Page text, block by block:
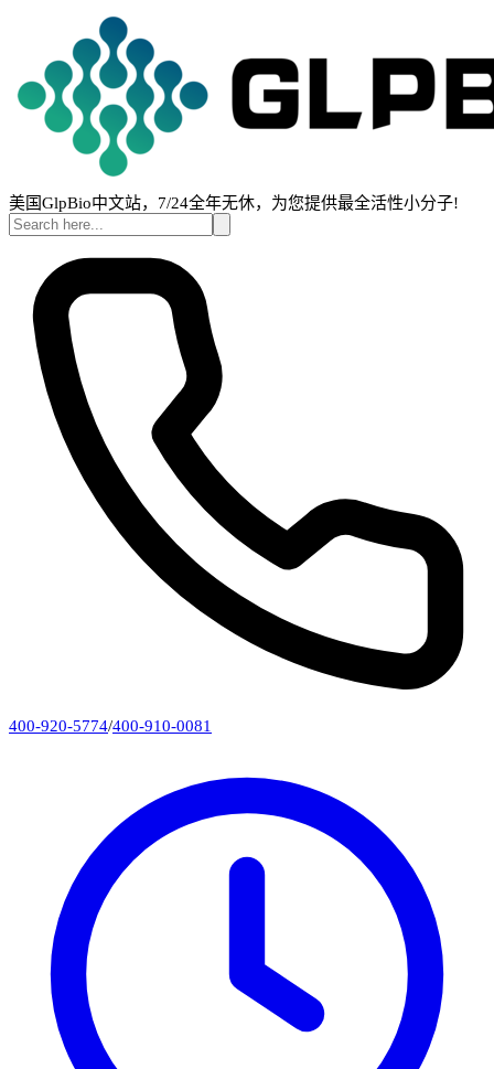
美国GlpBio中文站，7/24全年无休，为您提供最全活性小分子!
400-920-5774/400-910-0081